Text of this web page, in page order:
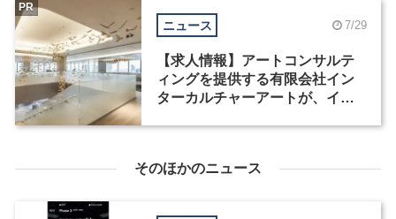
ニュース 7/29
【求人情報】アートコンサルテ
ィングを提供する有限会社イン
ターカルチャーアートが、イン
PR
そのほかのニュース